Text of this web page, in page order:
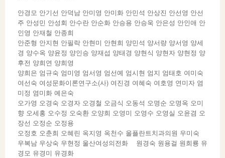
안경모 안기선 안덕남 안미영 안미화 안민석 안상진 안선영 안선
주 안성민 안성회 안수란 안순화 안승용 안승욱 안은성 안인애 안
인영 안재철 안종희
안준형 안지현 안필락 안현미 안현희 양민석 양서량 양서영 양세
경 양수옥 양윤정 양인승 양재섭 양태경 양현식 양현자 양현정 양
후전 양희연 양희영
양희은 엄규숙 엄미영 엄서영 엄선예 엄시현 엄지 엄태호 여미숙
여선숙 여성문화이론연구소(사) 여진경 여혜숙 여호영 연미자 염
미정 염미화 예은숙
오가영 오경숙 오경자 오경철 오금식 오동석 오명순 오명옥 오미
향 오세홍 오수정 오숙환 오양희 오영미 오영수 오영실 오윤겸 오
장선 오정순 오정용
오정호 오춘희 오혜린 옥지영 옥천수 올플란트치과의원 우미숙
우복남 우상숙 우현정 울산여성의전화 원경숙 원용걸 원희룡 유
경모 유경미 유경화